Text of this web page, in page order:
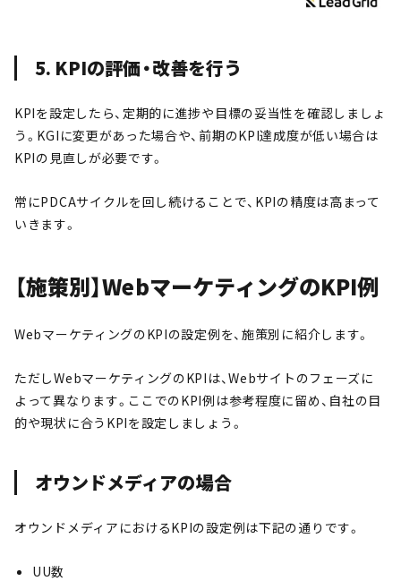
5. KPIの評価・改善を行う
KPIを設定したら、定期的に進捗や目標の妥当性を確認しましょ
う。KGIに変更があった場合や、前期のKPI達成度が低い場合は
KPIの見直しが必要です。
常にPDCAサイクルを回し続けることで、KPIの精度は高まって
いきます。
【施策別】WebマーケティングのKPI例
WebマーケティングのKPIの設定例を、施策別に紹介します。
ただしWebマーケティングのKPIは、Webサイトのフェーズに
よって異なります。ここでのKPI例は参考程度に留め、自社の目
的や現状に合うKPIを設定しましょう。
オウンドメディアの場合
オウンドメディアにおけるKPIの設定例は下記の通りです。
UU数